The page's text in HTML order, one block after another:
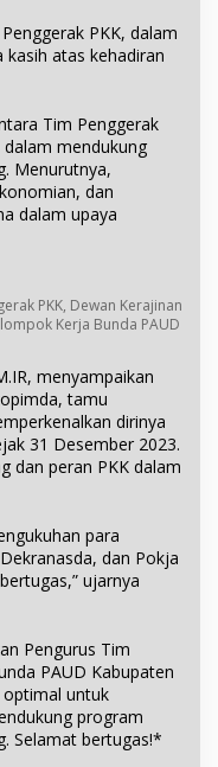
PKK, dalam
atas kehadiran
Tim Penggerak
dalam mendukung
Menurutnya,
dan
dalam upaya
PKK, Dewan Kerajinan
Kerja Bunda PAUD
menyampaikan
tamu
dirinya
31 Desember 2023.
dan peran PKK dalam
para
dan Pokja
ujarnya
Pengurus Tim
PAUD Kabupaten
untuk
program
Selamat bertugas!*